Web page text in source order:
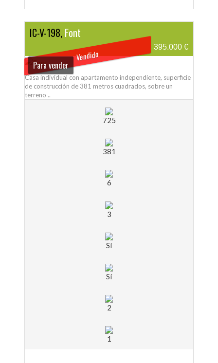
IC-V-198, Font
395.000 €
Vendido
Para vender
Casa individual con apartamento independiente, superficie
de construcción de 381 metros cuadrados, sobre un
terreno ..
725
381
6
3
Sí
Sí
2
1